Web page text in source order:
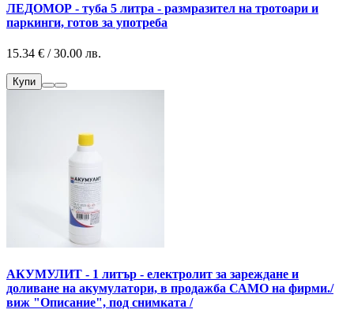
ЛЕДОМОР - туба 5 литра - размразител на тротоари и
паркинги, готов за употреба
15.34 € / 30.00 лв.
Купи
АКУМУЛИТ - 1 литър - eлектролит за зареждане и
доливане на акумулатори, в продажба САМО на фирми./
виж "Описание", под снимката /